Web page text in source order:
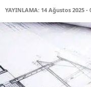
YAYINLAMA: 14 Ağustos 2025 -